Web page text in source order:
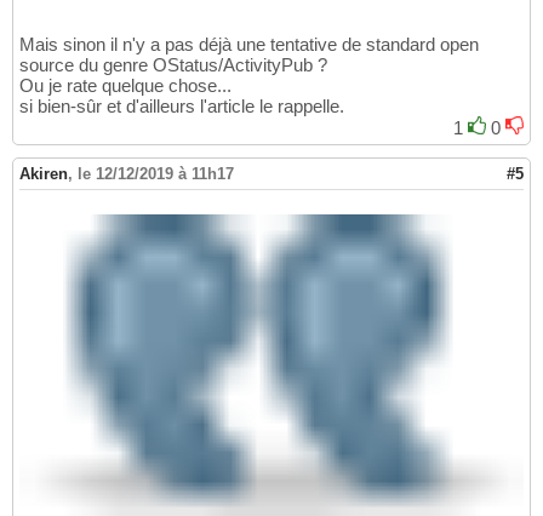
Mais sinon il n'y a pas déjà une tentative de standard open
source du genre OStatus/ActivityPub ?
Ou je rate quelque chose...
si bien-sûr et d'ailleurs l'article le rappelle.
1
0
Akiren, le 12/12/2019 à 11h17 #5